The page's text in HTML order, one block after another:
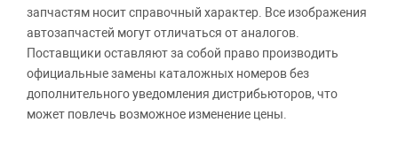
запчастям носит справочный характер. Все изображения
автозапчастей могут отличаться от аналогов.
Поставщики оставляют за собой право производить
официальные замены каталожных номеров без
дополнительного уведомления дистрибьюторов, что
может повлечь возможное изменение цены.